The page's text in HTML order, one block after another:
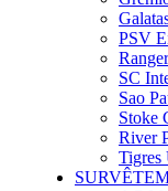
PSV
SC
Sao
Stoke
River